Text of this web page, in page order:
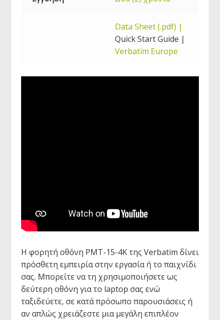
Data Sheet (.pdf) |
Quick Start Guide |
Verbatim Europe
Η φορητή οθόνη PMT-15-4K της Verbatim δίνει
πρόσθετη εμπειρία στην εργασία ή το παιχνίδι
σας. Μπορείτε να τη χρησιμοποιήσετε ως
δεύτερη οθόνη για το laptop σας ενώ
ταξιδεύετε, σε κατά πρόσωπο παρουσιάσεις ή
αν απλώς χρειάζεστε μια μεγάλη επιπλέον